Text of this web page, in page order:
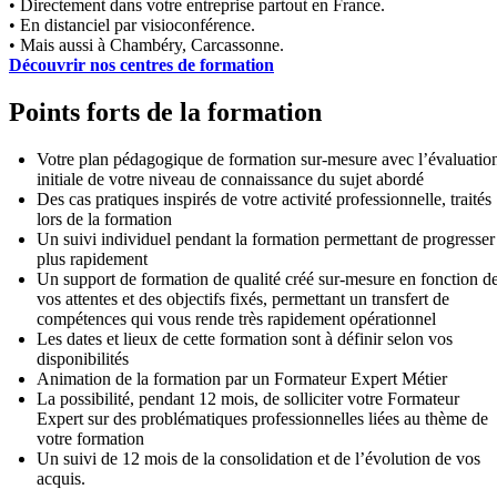
• Directement dans votre entreprise partout en France.
• En distanciel par visioconférence.
• Mais aussi à Chambéry, Carcassonne.
Découvrir nos centres de formation
Points forts de la formation
Votre plan pédagogique de formation sur-mesure avec
initiale de votre niveau de connaissance du sujet abordé
Des cas pratiques inspirés de votre activité professionnelle, traités
lors de la formation
Un suivi individuel pendant la formation permettant de progresser
plus rapidement
Un support de formation de qualité créé sur-mesure en fonction
vos attentes et des objectifs fixés, permettant un transfert de
compétences qui vous rende très rapidement opérationnel
Les dates et lieux de cette formation sont à définir selon vos
disponibilités
Animation de la formation par un Formateur Expert Métier
La possibilité, pendant 12 mois, de solliciter votre Formateur
Expert sur des problématiques professionnelles liées au thème de
votre formation
Un suivi de 12 mois de la consolidation et de l’évolution de vos
acquis.